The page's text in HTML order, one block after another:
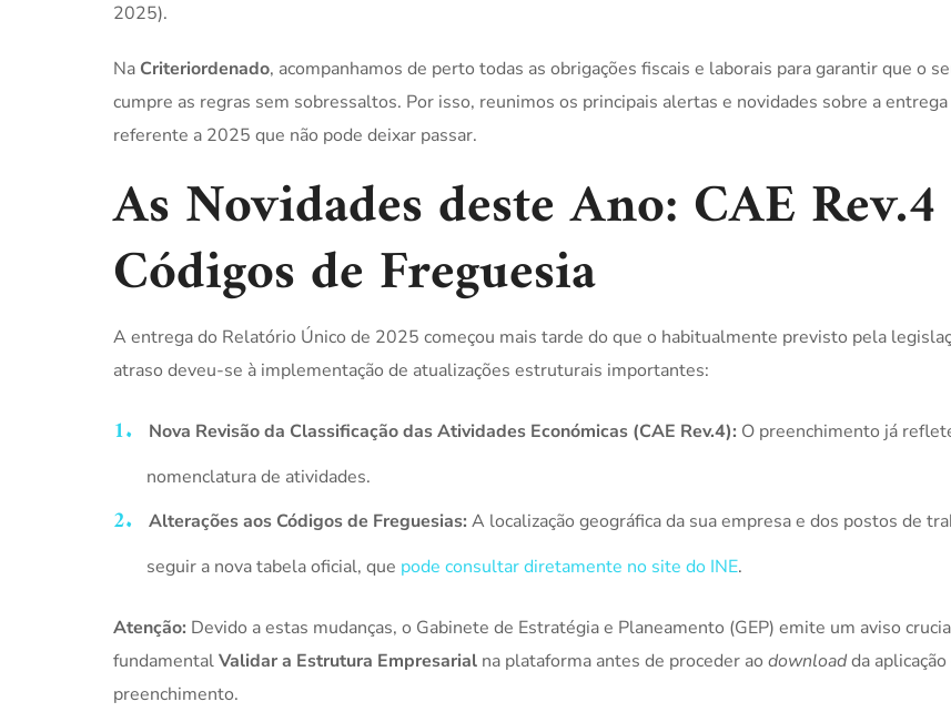
2025).
Na Criteriordenado, acompanhamos de perto todas as obrigações fiscais e laborais para garantir que o
cumpre as regras sem sobressaltos. Por isso, reunimos os principais alertas e novidades sobre a entrega
referente a 2025 que não pode deixar passar.
As Novidades deste Ano: CAE
Códigos de Freguesia
A entrega do Relatório Único de 2025 começou mais tarde do que o habitualmente previsto pela
atraso deveu-se à implementação de atualizações estruturais importantes:
Nova Revisão da Classificação das Atividades Económicas (CAE Rev.4): O preenchimento já
nomenclatura de atividades.
Alterações aos Códigos de Freguesias: A localização geográfica da sua empresa e dos postos de
seguir a nova tabela oficial, que pode consultar diretamente no site do INE.
Atenção: Devido a estas mudanças, o Gabinete de Estratégia e Planeamento (GEP) emite um aviso
fundamentalValidar a Estrutura Empresarial na plataforma antes de proceder ao downloadda aplicação
preenchimento.